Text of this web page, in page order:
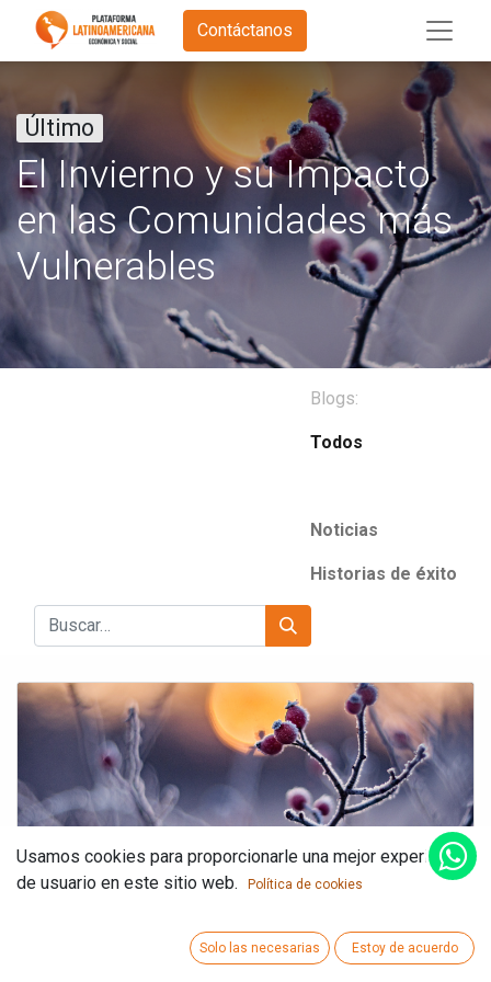
Contáctanos
Último
El Invierno y su Impacto
en las Comunidades más
Vulnerables
Blogs:
Todos
Noticias
Historias de éxito
Ricardo Villanueva Cruz
El invierno no solo trae bajas temperaturas; para muchas
Usamos cookies para proporcionarle una mejor experiencia
de usuario en este sitio web.
Política de cookies
Solo las necesarias Estoy de acuerdo